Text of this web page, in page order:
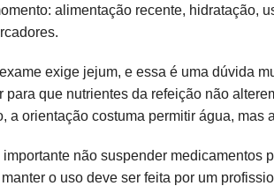
Exercícios e Movimento
Suplementos e Vitaminas
alimentação recente, hidratação,
exige jejum, e essa é uma dúvida
para que nutrientes da refeição não
a orientação costuma permitir água,
importante não suspender medicamentos
o uso deve ser feita por um